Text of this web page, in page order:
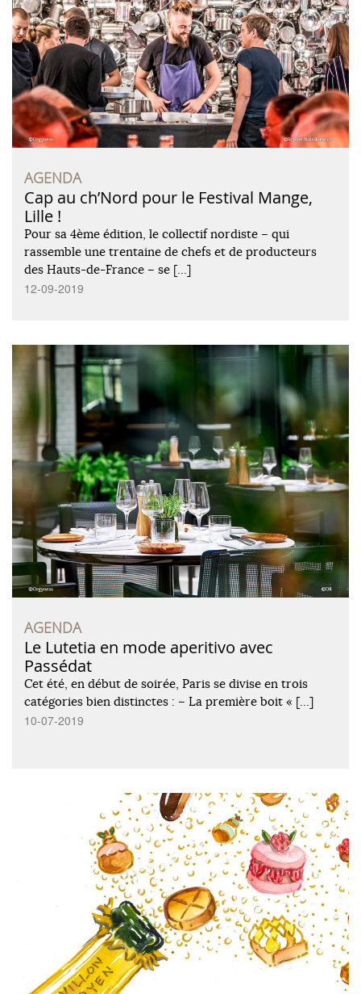
AGENDA
Cap au ch’Nord pour le Festival Mange,
Lille !
Pour sa 4ème édition, le collectif nordiste – qui
rassemble une trentaine de chefs et de producteurs
des Hauts-de-France – se […]
12-09-2019
AGENDA
Le Lutetia en mode aperitivo avec
Passédat
Cet été, en début de soirée, Paris se divise en trois
catégories bien distinctes : – La première boit « […]
10-07-2019